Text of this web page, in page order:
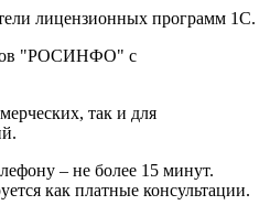
лицензионных программ 1С.
"РОСИНФО" с
так и для
– не более 15 минут.
как платные консультации.